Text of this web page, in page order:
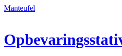
Manteufel